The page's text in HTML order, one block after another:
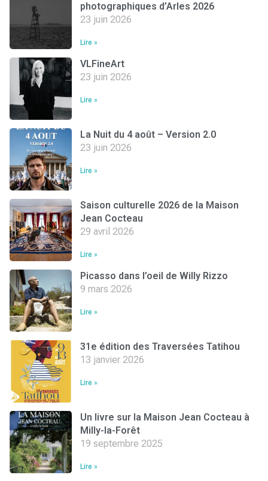
photographiques d’Arles 2026
23 juin 2026
Lire »
VLFineArt
23 juin 2026
Lire »
La Nuit du 4 août – Version 2.0
23 juin 2026
Lire »
Saison culturelle 2026 de la Maison
Jean Cocteau
29 avril 2026
Lire »
Picasso dans l’oeil de Willy Rizzo
9 mars 2026
Lire »
31e édition des Traversées Tatihou
13 janvier 2026
Lire »
Un livre sur la Maison Jean Cocteau à
Milly-la-Forêt
19 septembre 2025
Lire »